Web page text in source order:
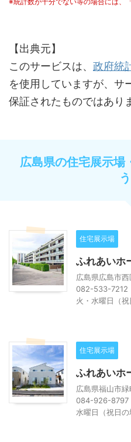
【出典元】
このサービスは、 政府統
を使用していますが、サ
保証されたものではあり
広島県の住宅展示場
住宅展示場
ふれあいホ
広島県広島市
082-533-7212
火・水曜日（祝
住宅展示場
ふれあいホ
広島県福山市緑
084-926-8797
水曜日（祝日の